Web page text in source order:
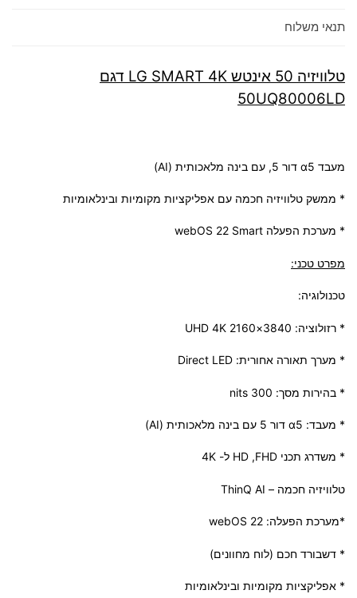
תנאי משלוח
טלוויזיה 50 אינטש LG SMART 4K דגם
50UQ80006LD
מעבד α5 דור 5, עם בינה מלאכותית (AI)
* ממשק טלוויזיה חכמה עם אפליקציות מקומיות ובינלאומיות
* מערכת הפעלה webOS 22 Smart
מפרט טכני:
טכנולוגיה:
* רזולוציה: 3840×2160 UHD 4K
* מערך תאורה אחורית: Direct LED
* בהירות מסך: nits 300
* מעבד: α5 דור 5 עם בינה מלאכותית (AI)
* משדרג תכני HD ,FHD ל- 4K
טלוויזיה חכמה – ThinQ AI
*מערכת הפעלה: webOS 22
* דשבורד חכם (לוח מחוונים)
* אפליקציות מקומיות ובינלאומיות